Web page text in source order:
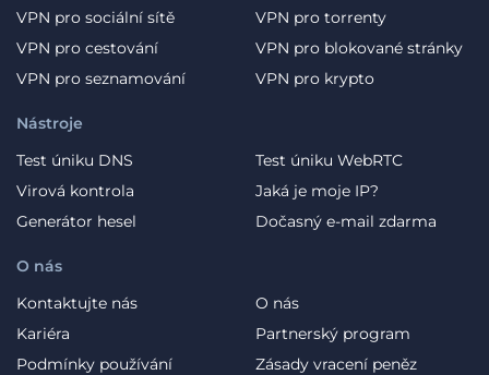
VPN pro sociální sítě
VPN pro torrenty
VPN pro cestování
VPN pro blokované stránky
VPN pro seznamování
VPN pro krypto
O nás
Kontaktujte nás
O nás
Kariéra
Partnerský program
Podmínky používání
Zásady vracení peněz
Nástroje
Test úniku DNS
Test úniku WebRTC
Virová kontrola
Jaká je moje IP?
Generátor hesel
Dočasný e-mail zdarma